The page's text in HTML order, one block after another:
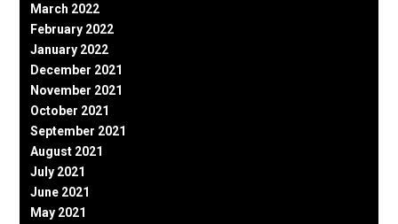
March 2022
February 2022
January 2022
December 2021
November 2021
October 2021
September 2021
August 2021
July 2021
June 2021
May 2021